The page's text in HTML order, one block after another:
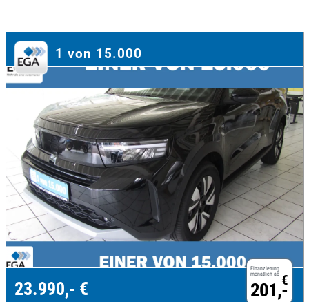
1 von 15.000
Finanzierung
monatlich ab €
201,-
23.990,- €